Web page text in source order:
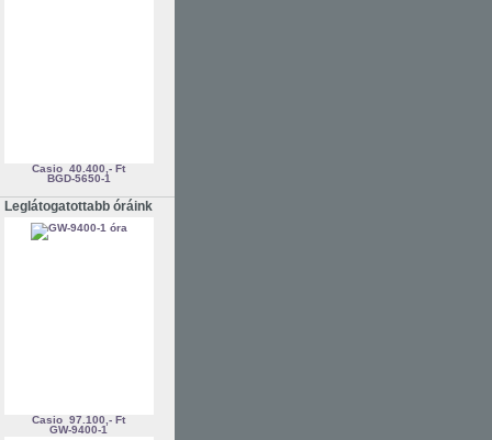
Casio 40.400,- Ft
BGD-5650-1
Leglátogatottabb óráink
Casio 97.100,- Ft
GW-9400-1